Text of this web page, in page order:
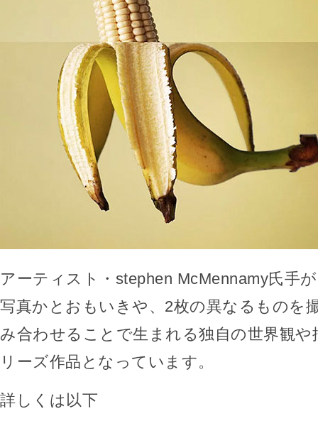
アーティスト・stephen McMennamy氏手
写真かとおもいきや、2枚の異なるものを
み合わせることで生まれる独自の世界観
リーズ作品となっています。
詳しくは以下